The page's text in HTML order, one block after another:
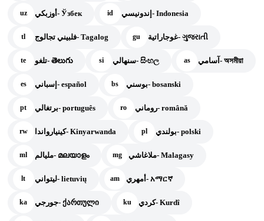
uz أوزبكي- Ўзбек id إندونيسي- Indonesia
tl فلبيني تجالوج- Tagalog gu غوجاراتية- ગુજરાતી
te تلغو- తెలుగు si سنهالي- සිංහල as آسامي- অসমীয়া
es إسباني- español bs بوسني- bosanski
pt برتغالي- português ro روماني- română
rw كينيارواندا- Kinyarwanda pl بولندي- polski
ml مليالم- മലയാളം mg ملاغاشي- Malagasy
lt ليتواني- lietuvių am أمهري- አማርኛ
ka جورجي- ქართული ku كردي- Kurdî